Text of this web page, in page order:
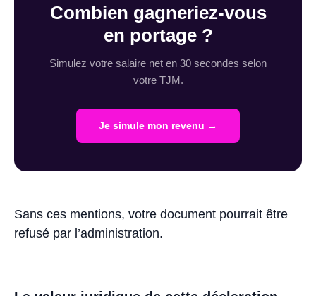
Combien gagneriez-vous
en portage ?
Simulez votre salaire net en 30 secondes selon
votre TJM.
Je simule mon revenu →
Sans ces mentions, votre document pourrait être
refusé par l’administration.